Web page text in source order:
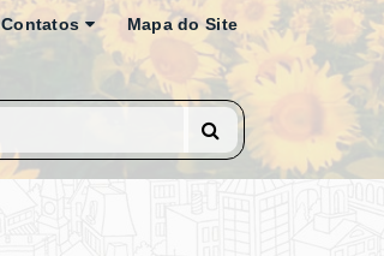
Contatos Mapa do Site